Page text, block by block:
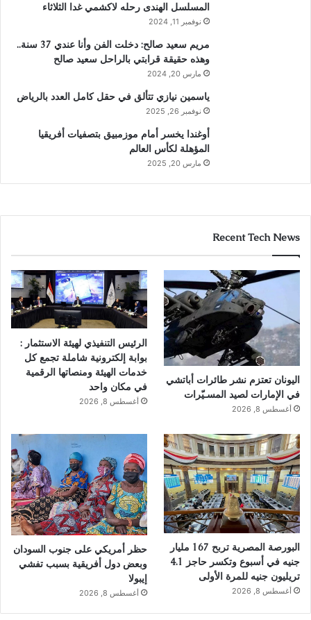
المسلسل الهندى رحله لاكشمي غدا الثلاثاء
نوفمبر 11, 2024
مريم سعيد صالح: دخلت الفن وأنا عندي 37 سنة..
وهذه حقيقة قرابتي بالراحل سعيد صالح
مارس 20, 2024
ياسمين نيازي تتألق في حقل كامل العدد بالرياض
نوفمبر 26, 2025
أوغندا يخسر أمام موزمبيق بتصفيات أفريقيا
المؤهلة لكأس العالم
مارس 20, 2025
Recent Tech News
اليونان تعتزم نشر طائرات أباتشي
في الإمارات لصيد المسـيّرات
أغسطس 8, 2026
الرئيس التنفيذي لهيئة الاستثمار :
بوابة إلكترونية شاملة تجمع كل
خدمات الهيئة ومنصاتها الرقمية
في مكان واحد
أغسطس 8, 2026
البورصة المصرية تربح 167 مليار
جنيه في أسبوع وتكسر حاجز 4.1
تريليون جنيه للمرة الأولى
أغسطس 8, 2026
حظر أمريكي على جنوب السودان
وبعض دول أفريقية بسبب تفشي
إيبولا
أغسطس 8, 2026